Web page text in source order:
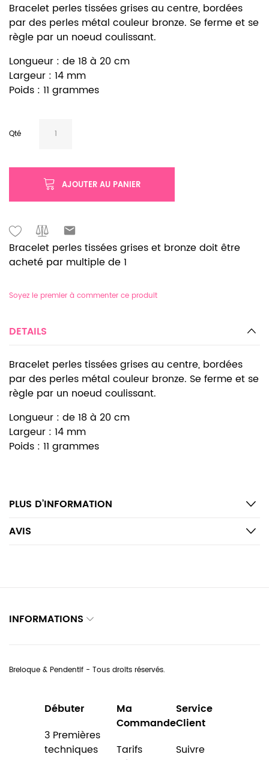
Bracelet perles tissées grises au centre, bordées
par des perles métal couleur bronze. Se ferme et se
règle par un noeud coulissant.
Longueur : de 18 à 20 cm
Largeur : 14 mm
Poids : 11 grammes
Qté
AJOUTER AU PANIER
Bracelet perles tissées grises et bronze doit être
acheté par multiple de 1
Soyez le premier à commenter ce produit
DETAILS
Bracelet perles tissées grises au centre, bordées
par des perles métal couleur bronze. Se ferme et se
règle par un noeud coulissant.
Longueur : de 18 à 20 cm
Largeur : 14 mm
Poids : 11 grammes
PLUS D’INFORMATION
AVIS
INFORMATIONS
Breloque & Pendentif - Tous droits réservés.
Débuter
3 Premières
techniques
Ma
Commande
Tarifs
Service
Client
Suivre